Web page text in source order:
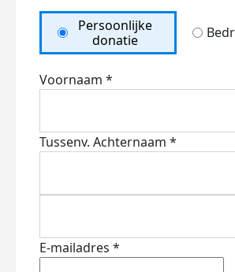
Persoonlijke
donatie
Voornaam *
Tussenv. Achternaam *
E-mailadres *